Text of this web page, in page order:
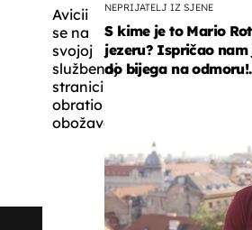
Avicii
se na
svojoj
službenoj
stranici
obratio
obožavateljima.
NEPRIJATELJ IZ SJENE
S kime je to Mario
jezeru? Ispričao
do bijega na